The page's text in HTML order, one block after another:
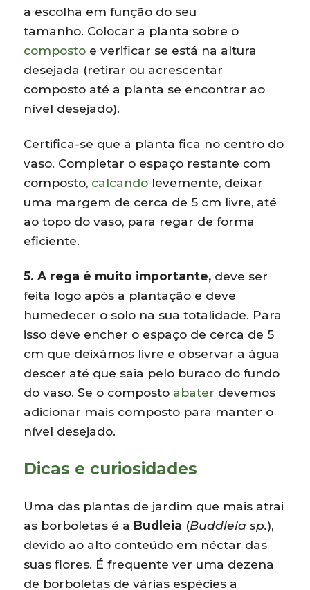
a escolha em função do seu
tamanho. Colocar a planta sobre o
composto e verificar se está na altura
desejada (retirar ou acrescentar
composto até a planta se encontrar ao
nível desejado).
Certifica-se que a planta fica no centro do
vaso. Completar o espaço restante com
composto, calcando levemente, deixar
uma margem de cerca de 5 cm livre, até
ao topo do vaso, para regar de forma
eficiente.
5. A rega é muito importante, deve ser
feita logo após a plantação e deve
humedecer o solo na sua totalidade. Para
isso deve encher o espaço de cerca de 5
cm que deixámos livre e observar a água
descer até que saia pelo buraco do fundo
do vaso. Se o composto abater devemos
adicionar mais composto para manter o
nível desejado.
Dicas e curiosidades
Uma das plantas de jardim que mais atrai
as borboletas é a Budleia (Buddleia sp.),
devido ao alto conteúdo em néctar das
suas flores. É frequente ver uma dezena
de borboletas de várias espécies a